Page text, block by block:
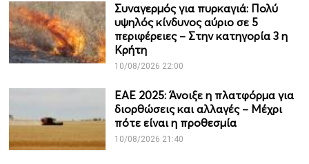
Συναγερμός για πυρκαγιά: Πολύ
υψηλός κίνδυνος αύριο σε 5
περιφέρειες – Στην κατηγορία 3 η
Κρήτη
10/08/2026 22:00
ΕΑΕ 2025: Άνοιξε η πλατφόρμα για
διορθώσεις και αλλαγές – Μέχρι
πότε είναι η προθεσμία
10/08/2026 21:40